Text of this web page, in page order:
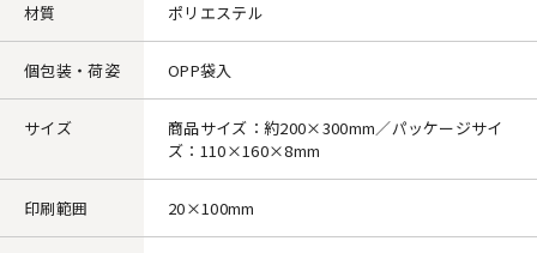
材質 ポリエステル
個包装・荷姿 OPP袋入
サイズ
商品サイズ：約200×300mm／パッケージサイ
ズ：110×160×8mm
印刷範囲 20×100mm